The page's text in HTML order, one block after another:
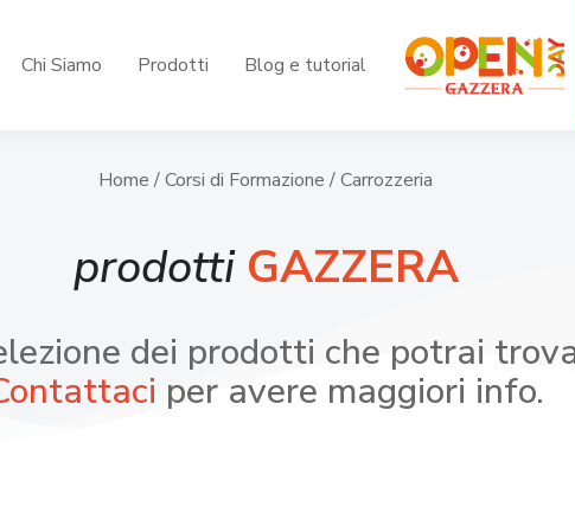
Chi Siamo Prodotti Blog e tutorial
Home /Corsi di Formazione / Carrozzeria
prodotti GAZZERA
dei prodotti che potrai
per avere maggiori info.